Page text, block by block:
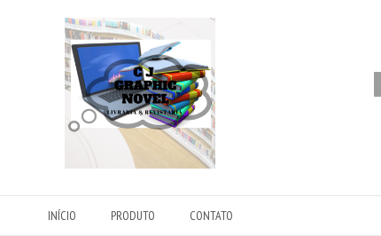
INÍCIO PRODUTO CONTATO